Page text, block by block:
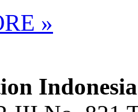
»
Indonesia